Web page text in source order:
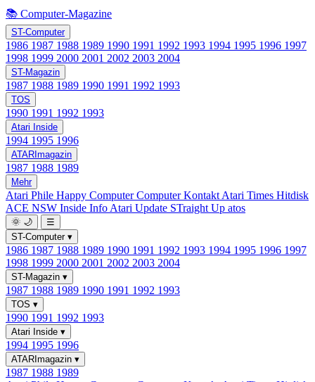
📚 Computer-Magazine
ST-Computer
1986 1987 1988 1989 1990 1991 1992 1993 1994 1995 1996 1997
1998 1999 2000 2001 2002 2003 2004
ST-Magazin
1987 1988 1989 1990 1991 1992 1993
TOS
1990 1991 1992 1993
Atari Inside
1994 1995 1996
ATARImagazin
1987 1988 1989
Mehr
Atari Phile Happy ComputerComputer Kontakt Atari Times Hitdisk
ACE NSW Inside Info Atari Update STraight Up atos
🌞 🌙
☰
ST-Computer ▾
1986 1987 1988 1989 1990 1991 1992 1993 1994 1995 1996 1997
1998 1999 2000 2001 2002 2003 2004
ST-Magazin ▾
1987 1988 1989 1990 1991 1992 1993
TOS ▾
1990 1991 1992 1993
Atari Inside ▾
1994 1995 1996
ATARImagazin ▾
1987 1988 1989